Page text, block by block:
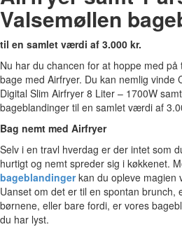
Valsemøllen
til en samlet værdi af 3.000 kr.
Nu har du chancen for at hoppe med
bage med Airfryer. Du kan nemlig vinde
Digital Slim Airfryer 8 Liter – 1700W
bageblandinger til en samlet værdi af
Bag nemt med Airfryer
Selv i en travl hverdag er der intet som
hurtigt og nemt spreder sig i køkkenet.
bageblandingerkan du opleve magien
Uanset om det er til en spontan brunch,
børnene, eller bare fordi, er vores
du har lyst.